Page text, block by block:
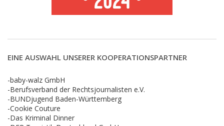
EINE AUSWAHL UNSERER KOOPERATIONSPARTNER
-baby-walz GmbH
-Berufsverband der Rechtsjournalisten e.V.
-BUNDjugend Baden-Württemberg
-Cookie Couture
-Das Kriminal Dinner